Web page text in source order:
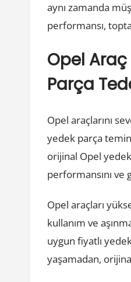
aynı zamanda
performansı,
Opel Araç
Parça
Opel araçlarını
yedek parça
orijinal Opel yedek
performansını ve
Opel araçları
kullanım ve
uygun fiyatlı
yaşamadan,